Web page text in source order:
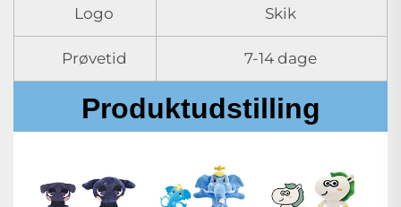
Logo Skik
Prøvetid 7-14 dage
Produktudstilling